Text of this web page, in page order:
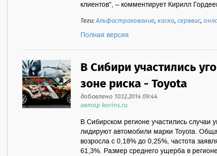
клиентов", – комментирует Кирилл
Теги:Альфастрахование,каско,серввис,
Полная версия
В Сибири участились
зоне риска - Toyota
добавлено 10.12.2014 09:44
автор korins.ru
В Сибирском регионе участились случаи
лидируют автомобили марки Toyota.
возросла с 0,18% до 0,25%, частота
61,3%. Размер среднего ущерба в